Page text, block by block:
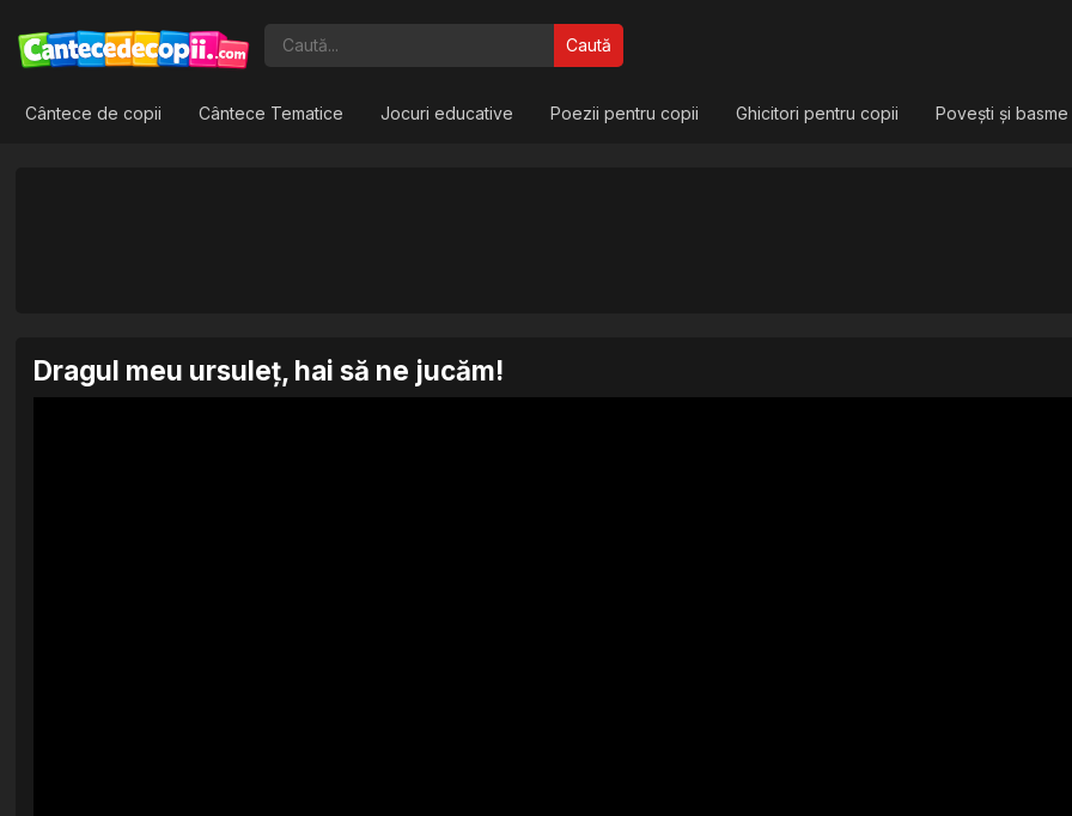
Caută
Cântece de copii Cântece Tematice Jocuri educative Poezii pentru copii Ghicitori pentru copii Povești și
Dragul meu ursuleț, hai să ne jucăm!